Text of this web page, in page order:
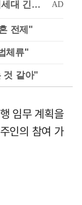
전제"
체류"
것 같아"
임무 계획을
인의 참여 가